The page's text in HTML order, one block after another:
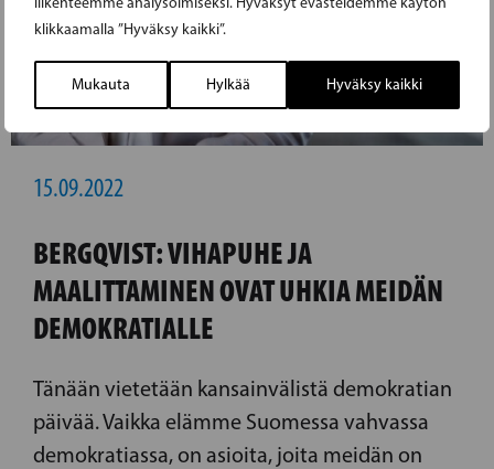
klikkaamalla ”Hyväksy kaikki”.
Mukauta Hylkää Hyväksy kaikki
15.09.2022
BERGQVIST: VIHAPUHE JA
MAALITTAMINEN OVAT UHKIA MEIDÄN
DEMOKRATIALLE
Tänään vietetään kansainvälistä demokratian
päivää. Vaikka elämme Suomessa vahvassa
demokratiassa, on asioita, joita meidän on